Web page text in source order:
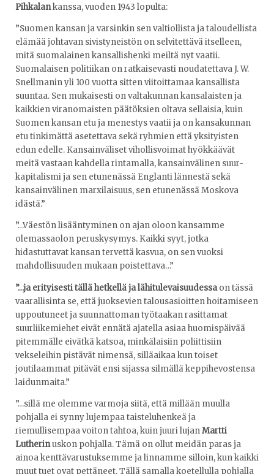
Pihkalankanssa, vuoden 1943 lopulta:
”Suomen kansan ja varsinkin sen valtiollista ja taloudellista
elämää johtavan sivistyneistön on selvitettävä itselleen,
mitä suomalainen kansallishenki meiltä nyt vaatii.
Suomalaisen politiikan on ratkaisevasti noudatettava J. W.
Snellmanin yli 100 vuotta sitten viitoittamaa kansallista
suuntaa. Sen mukaisesti on valtakunnan kansalaisten ja
kaikkien viranomaisten päätöksien oltava sellaisia, kuin
Suomen kansan etu ja menestys vaatii ja on kansakunnan
etu tinkimättä asetettava sekä ryhmien että yksityisten
edun edelle. Kansainväliset vihollisvoimat hyökkäävät
meitä vastaan kahdella rintamalla, kansainvälinen suur-
kapitalismi ja sen etunenässä Englanti lännestä sekä
kansainvälinen marxilaisuus, sen etunenässä Moskova
idästä.”
”…Väestön lisääntyminen on ajan oloon kansamme
olemassaolon peruskysymys. Kaikki syyt, jotka
hidastuttavat kansan tervettä kasvua, on sen vuoksi
mahdollisuuden mukaan poistettava…”
”…ja erityisesti tällä hetkellä ja lähitulevaisuudessaon tässä
vaarallisinta se, että juoksevien talousasioitten hoitamiseen
uppoutuneet ja suunnattoman työtaakan rasittamat
suurliikemiehet eivät ennätä ajatella asiaa huomispäivää
pitemmälle eivätkä katsoa, minkälaisiin poliittisiin
vekseleihin pistävät nimensä, silläaikaa kun toiset
joutilaammat pitävät ensi sijassa silmällä keppihevostensa
laidunmaita.”
”…sillä me olemme varmoja siitä, että millään muulla
pohjalla ei synny lujempaa taisteluhenkeä ja
riemullisempaa voiton tahtoa, kuin juuri lujanMartti
Lutherinuskon pohjalla. Tämä on ollut meidän paras ja
ainoa kenttävarustuksemme ja linnamme silloin, kun kaikki
muut tuet ovat pettäneet. Tällä samalla koetellulla pohjalla